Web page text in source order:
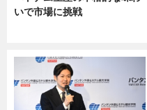
いで市場に挑戦